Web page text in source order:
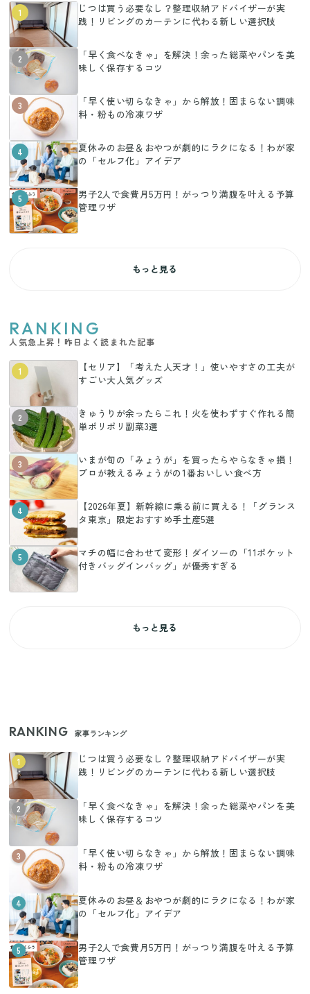
1
じつは買う必要なし？整理収納アドバイザーが実
践！リビングのカーテンに代わる新しい選択肢
2
「早く食べなきゃ」を解決！余った総菜やパンを美
味しく保存するコツ
3
「早く使い切らなきゃ」から解放！固まらない調味
料・粉もの冷凍ワザ
4
夏休みのお昼＆おやつが劇的にラクになる！わが家
の「セルフ化」アイデア
5
男子2人で食費月5万円！がっつり満腹を叶える予算
管理ワザ
もっと見る
RANKING
人気急上昇！昨日よく読まれた記事
1
【セリア】「考えた人天才！」使いやすさの工夫が
すごい大人気グッズ
2
きゅうりが余ったらこれ！火を使わずすぐ作れる簡
単ポリポリ副菜3選
3
いまが旬の「みょうが」を買ったらやらなきゃ損！
プロが教えるみょうがの1番おいしい食べ方
4
【2026年夏】新幹線に乗る前に買える！「グランス
タ東京」限定おすすめ手土産5選
5
マチの幅に合わせて変形！ダイソーの「11ポケット
付きバッグインバッグ」が優秀すぎる
もっと見る
RANKING 家事ランキング
1
じつは買う必要なし？整理収納アドバイザーが実
践！リビングのカーテンに代わる新しい選択肢
2
「早く食べなきゃ」を解決！余った総菜やパンを美
味しく保存するコツ
3
「早く使い切らなきゃ」から解放！固まらない調味
料・粉もの冷凍ワザ
4
夏休みのお昼＆おやつが劇的にラクになる！わが家
の「セルフ化」アイデア
5
男子2人で食費月5万円！がっつり満腹を叶える予算
管理ワザ